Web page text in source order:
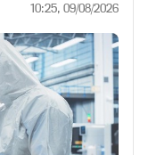
10:25, 09/08/2026